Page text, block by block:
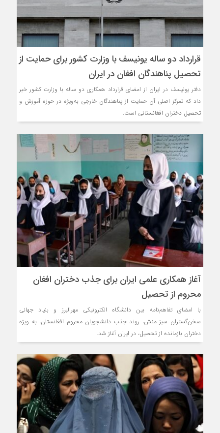
قرارداد دو ساله یونیسف با وزارت کشور برای حمایت از
تحصیل پناهندگان افغان در ایران
دفتر یونیسف در ایران از امضای قرارداد همکاری دو ساله با وزارت کشور خبر
داد که تمرکز اصلی آن حمایت از پناهندگان خارجی به‌ویژه در حوزه آموزش و
تحصیل دختران افغانستانی است.
آغاز همکاری علمی ایران برای جذب دختران افغان
محروم از تحصیل
با امضای تفاهم‌نامه بین دانشگاه الکترونیکی مهرالبرز و بنیاد جهانی
سخن‌گستران سبز منش، روند جذب دانشجویان محروم افغانستان، به ویژه
دختران بازمانده از تحصیل، در ایران آغاز شد.